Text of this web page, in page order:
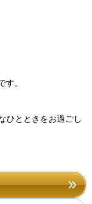
。
ひとときをお過ごし